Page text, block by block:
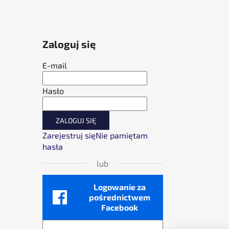
Zaloguj się
E-mail
Hasło
ZALOGUJ SIĘ
Zarejestruj sięNie pamiętam
hasła
lub
Logowanie za
pośrednictwem
Facebook